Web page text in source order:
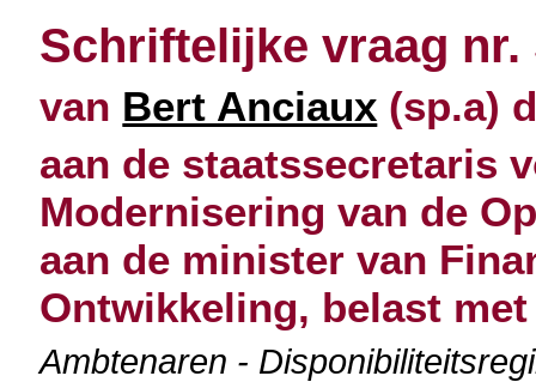
Schriftelijke vraag nr.
van Bert Anciaux (sp.a)
aan de staatssecretaris
Modernisering van de
aan de minister van
Ontwikkeling, belast
Ambtenaren -